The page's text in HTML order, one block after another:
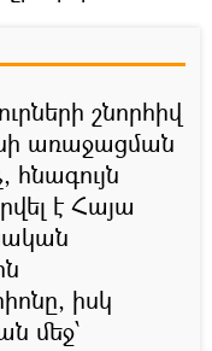
շնորհիվ
առաջացման
է Հայա
իսկ
մեջ՝